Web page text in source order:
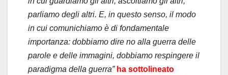
parliamo degli altri. E, in questo senso, il modo
in cui comunichiamo è di fondamentale
importanza: dobbiamo dire no alla guerra delle
parole e delle immagini, dobbiamo respingere il
paradigma della guerra” ha sottolineato